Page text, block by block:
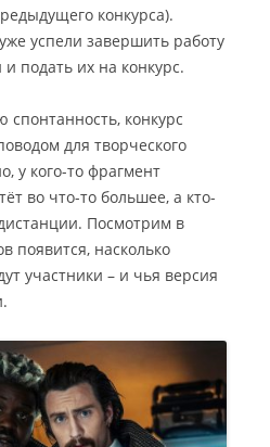
конкурса).
успели завершить работу
подать их на конкурс.
спонтанность, конкурс
для творческого
у кого-то фрагмент
во что-то большее, а кто-
Посмотрим в
появится, насколько
участники – и чья версия